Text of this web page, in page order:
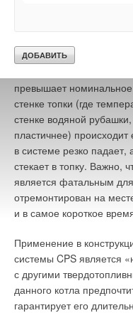
превышает
стенке топки (где
стенке водяной
пластичнее)
в системе резко
стекает в топку. Важно,
является фатальным
отремонтирован на
и в самое короткое
Применение в
системы CPS является
с другими
данного котла
гарантирует его
В плане разработки
элементов и
работы по разработке
базе ВЭУ и систем
преобразования
получены следующие
1. На основе анализа
и тепла
Заполярья установлены
энергетическим
гарантированного
принципиальным
2. Разработаны
Ваш E-mail *
Текст комментария